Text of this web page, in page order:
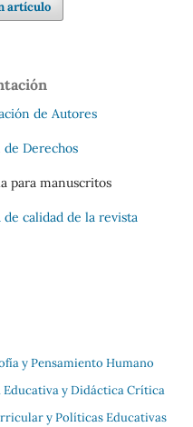
artículo
de Autores
de Derechos
para manuscritos
de calidad de la revista
y Pensamiento Humano
y Didáctica Crítica
y Políticas Educativas